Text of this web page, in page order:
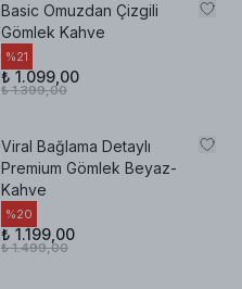
Basic Omuzdan Çizgili
Gömlek Kahve
%21
₺ 1.099,00
₺ 1.399,00
Viral Bağlama Detaylı
Premium Gömlek Beyaz-
Kahve
%20
₺ 1.199,00
₺ 1.499,00